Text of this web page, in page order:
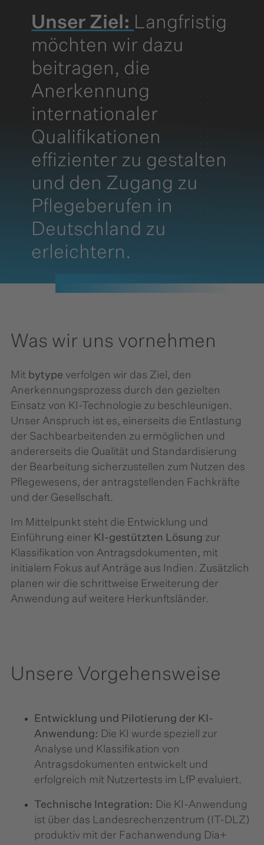
Unser Ziel: Langfristig
möchten wir dazu
beitragen, die
Anerkennung
internationaler
Qualifikationen
effizienter zu gestalten
und den Zugang zu
Pflegeberufen in
Deutschland zu
erleichtern.
Was wir uns vornehmen
Mit bytype verfolgen wir das Ziel, den
Anerkennungsprozess durch den gezielten
Einsatz von KI-Technologie zu beschleunigen.
Unser Anspruch ist es, einerseits die Entlastung
der Sachbearbeitenden zu ermöglichen und
andererseits die Qualität und Standardisierung
der Bearbeitung sicherzustellen zum Nutzen des
Pflegewesens, der antragstellenden Fachkräfte
und der Gesellschaft.
Im Mittelpunkt steht die Entwicklung und
Einführung einer KI-gestützten Lösung zur
Klassifikation von Antragsdokumenten, mit
initialem Fokus auf Anträge aus Indien. Zusätzlich
planen wir die schrittweise Erweiterung der
Anwendung auf weitere Herkunftsländer.
Unsere Vorgehensweise
Entwicklung und Pilotierung der KI-
Anwendung: Die KI wurde speziell zur
Analyse und Klassifikation von
Antragsdokumenten entwickelt und
erfolgreich mit Nutzertests im LfP evaluiert.
Technische Integration: Die KI-Anwendung
ist über das Landesrechenzentrum (IT-DLZ)
produktiv mit der Fachanwendung Dia+